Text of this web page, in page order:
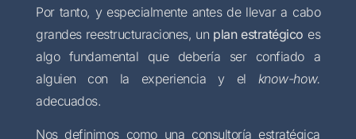
Por tanto, y especialmente antes de llevar a cabo
grandes reestructuraciones, un plan estratégico es
algo fundamental que debería ser confiado a
alguien con la experiencia y el know-how.
adecuados.
Nos definimos como una consultoría estratégica